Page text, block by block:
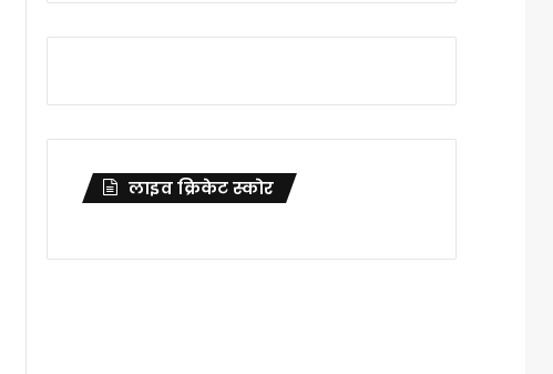
लाइव क्रिकेट स्कोर